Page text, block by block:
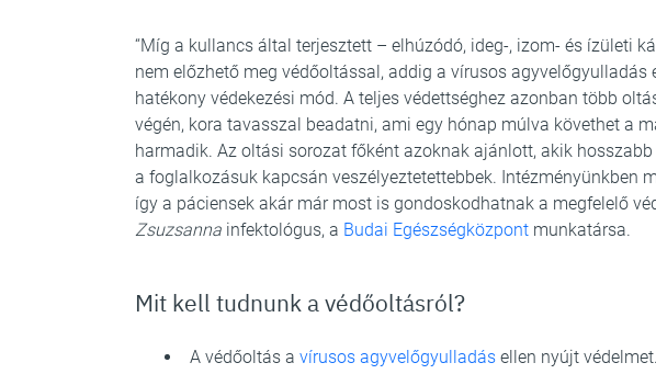
“Míg a kullancs által terjesztett – elhúzódó, ideg-, izom- és ízületi
nem előzhető meg védőoltással, addig a vírusos agyvelőgyulladás
hatékony védekezési mód. A teljes védettséghez azonban több
végén, kora tavasszal beadatni, ami egy hónap múlva követhet a
harmadik. Az oltási sorozat főként azoknak ajánlott, akik
a foglalkozásuk kapcsán veszélyeztetettebbek. Intézményünkben
így a páciensek akár már most is gondoskodhatnak a megfelelő
Zsuzsanna infektológus, a Budai Egészségközpont munkatársa.
Mit kell tudnunk a védőoltásról?
A védőoltás a vírusos agyvelőgyulladás ellen nyújt védelmet.